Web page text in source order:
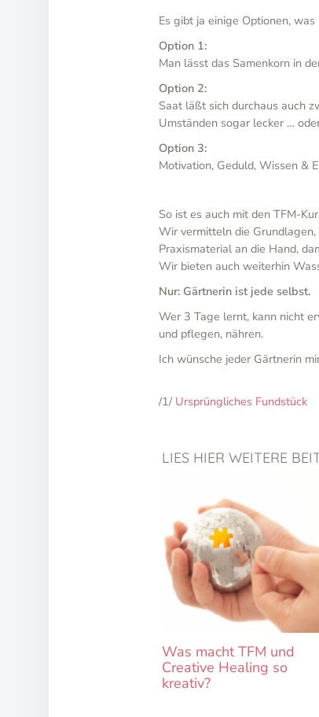
Es gibt ja einige Optionen,
Option 1:
Man lässt das Samenkorn in
Option 2:
Saat läßt sich durchaus auch
Umständen sogar lecker …
Option 3:
Motivation, Geduld, Wissen &
So ist es auch mit den TFM-
Wir vermitteln die
Praxismaterial an die Hand,
Wir bieten auch weiterhin
Nur: Gärtnerin ist jede selbst.
Wer 3 Tage lernt, kann nicht
und pflegen, nähren.
Ich wünsche jeder Gärtnerin
/1/ Ursprüngliches Fundstück
LIES HIER WEITERE
Was macht TFM und
Creative Healing so
kreativ?